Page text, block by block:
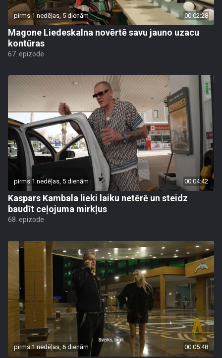
pirms 1 nedēļas, 5 dienām 00:02:28
Magone Liedeskalna novērtē savu jauno uzacu
kontūras
67. epizode
pirms 1 nedēļas, 5 dienām 00:04:42
Kaspars Kambala lieki laiku netērē un steidz
baudīt ceļojuma mirkļus
68. epizode
pirms 1 nedēļas, 6 dienām 00:05:48